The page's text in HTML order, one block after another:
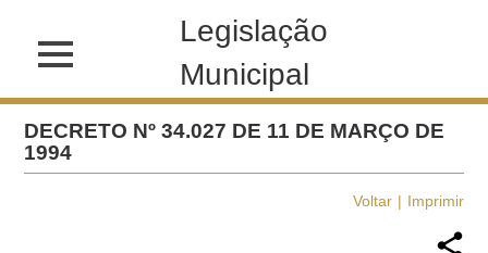
Legislação
Municipal
DECRETO Nº 34.027 DE 11 DE MARÇO DE
1994
Voltar Imprimir